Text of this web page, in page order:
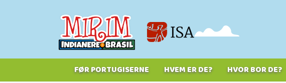
FØR PORTUGISERNE HVEM ER DE? HVOR BOR DE?